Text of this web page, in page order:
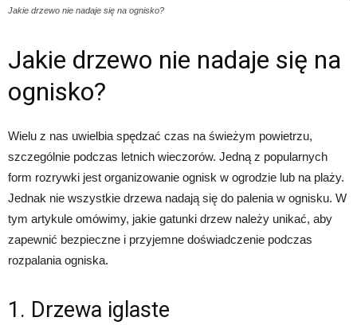
Jakie drzewo nie nadaje się na ognisko?
Jakie drzewo nie nadaje się na
ognisko?
Wielu z nas uwielbia spędzać czas na świeżym powietrzu,
szczególnie podczas letnich wieczorów. Jedną z popularnych
form rozrywki jest organizowanie ognisk w ogrodzie lub na plaży.
Jednak nie wszystkie drzewa nadają się do palenia w ognisku. W
tym artykule omówimy, jakie gatunki drzew należy unikać, aby
zapewnić bezpieczne i przyjemne doświadczenie podczas
rozpalania ogniska.
1. Drzewa iglaste